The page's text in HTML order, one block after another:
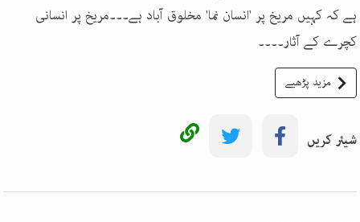
ہے کہ کہیں مریخ پر 'انسان نما' مخلوق آباد ہے۔۔۔مریخ پر انسانی
کچرے کے آثار۔۔۔۔
مزید پڑھیے
شیئر کریں